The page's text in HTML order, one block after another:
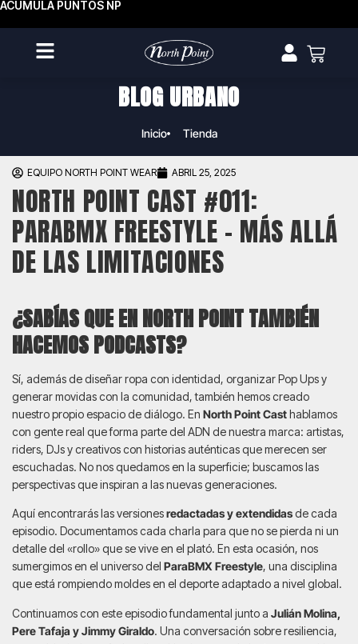
ACUMULA PUNTOS NP
BLOG URBANO
Inicio Tienda
EQUIPO NORTH POINT WEAR ABRIL 25, 2025
NORTH POINT CAST #011:
PARABMX FREESTYLE – MÁS ALLÁ
DE LAS LIMITACIONES
¿SABÍAS QUE EN NORTH POINT TAMBIÉN
HACEMOS PODCASTS?
Sí, además de diseñar ropa con identidad, organizar Pop Ups y
generar movidas con la comunidad, también hemos creado
nuestro propio espacio de diálogo. En North Point Casthablamos
con gente real que forma parte del ADN de nuestra marca: artistas,
riders, DJs y creativos con historias auténticas que merecen ser
escuchadas. No nos quedamos en la superficie; buscamos las
perspectivas que inspiran a las nuevas generaciones.
Aquí encontrarás las versionesredactadas y extendidasde cada
episodio. Documentamos cada charla para que no se pierda ni un
detalle del «rollo» que se vive en el plató. En esta ocasión, nos
sumergimos en el universo del ParaBMX Freestyle, una disciplina
que está rompiendo moldes en el deporte adaptado a nivel global.
Continuamos con este episodio fundamental junto a Julián Molina,
Pere Tafaja y Jimmy Giraldo. Una conversación sobre resiliencia,